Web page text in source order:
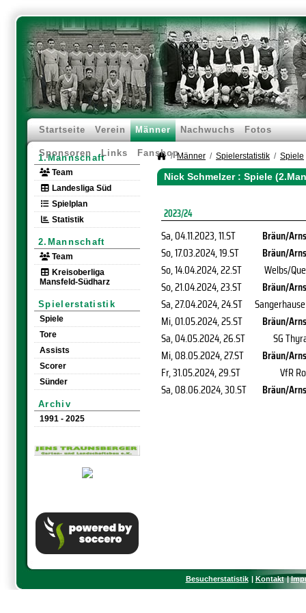
Startseite Verein Männer Nachwuchs Fotos
Sponsoren Links Fanshop
1.Mannschaft
Team
Landesliga Süd
Spielplan
Statistik
2.Mannschaft
Team
Kreisoberliga
Mansfeld-Südharz
Spielerstatistik
Spiele
Tore
Assists
Scorer
Sünder
Archiv
1991 - 2025
Männer Spielerstatistik Spiele
Nick Schmelzer : Spiele
2023/24
Sa, 04.11.2023, 11.ST
Bräun/
So, 17.03.2024, 19.ST
Bräun/
So, 14.04.2024, 22.ST
Welbs/
So, 21.04.2024, 23.ST
Bräun/
Sa, 27.04.2024, 24.ST
Mi, 01.05.2024, 25.ST
Bräun/
Sa, 04.05.2024, 26.ST
SG
Mi, 08.05.2024, 27.ST
Bräun/
Fr, 31.05.2024, 29.ST
VfR
Sa, 08.06.2024, 30.ST Bräun/
Besucherstatistik Kontakt